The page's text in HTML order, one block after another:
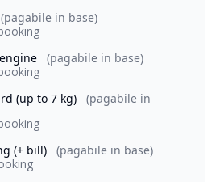
(pagabile in base)
(pagabile in base)
(up to 7 kg)
(pagabile in
(+ bill)
(pagabile in base)